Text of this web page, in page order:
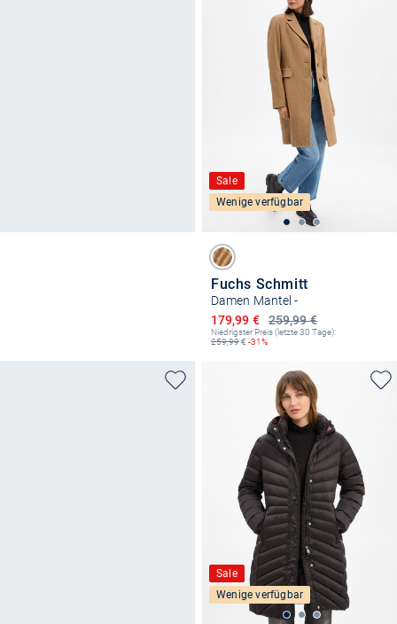
Sale
Wenige verfügbar
Fuchs Schmitt
Damen Mantel -
259,99 €
Ermäßigter Preis
179,99 €
Niedrigster Preis (letzte 30 Tage):
259,99€ -31%
Sale
Wenige verfügbar